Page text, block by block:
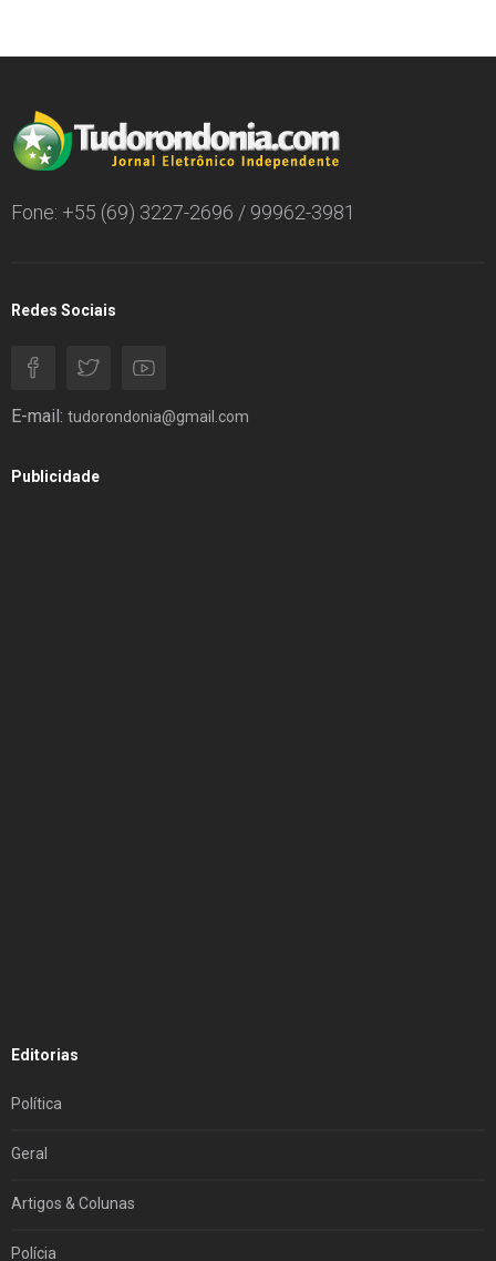
Fone: +55 (69) 3227-2696 / 99962-3981
Redes Sociais
E-mail: tudorondonia@gmail.com
Publicidade
Editorias
Política
Geral
Artigos & Colunas
Polícia